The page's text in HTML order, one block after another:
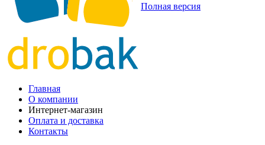
Полная версия
Главная
О компании
Интернет-магазин
Оплата и доставка
Контакты